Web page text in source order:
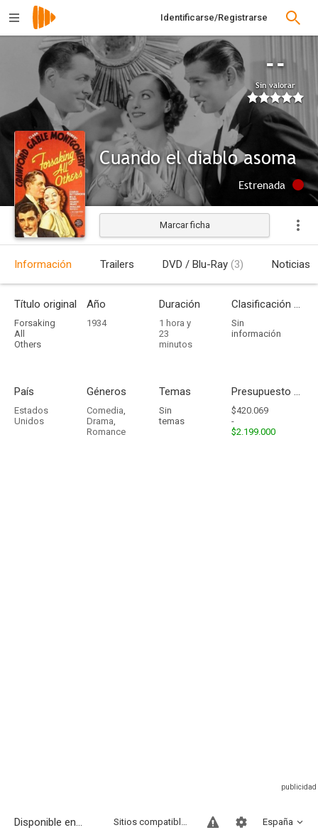
Identificarse/Registrarse
--
Sin valorar
Cuando el diablo asoma
Estrenada
Marcar ficha
Información Trailers DVD / Blu-Ray (3) Noticias
Título original
Forsaking
All
Others
Año
1934
Duración
1 hora y
23
minutos
Clasificación por edades
Sin
información
País
Estados
Unidos
Géneros
Comedia,
Drama,
Romance
Temas
Sin
temas
Presupuesto - Ingresos
$420.069
-
$2.199.000
Disponible en... España
Sitios compatibles